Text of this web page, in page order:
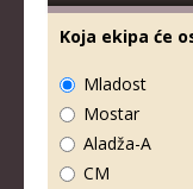
Koja ekipa će
Mladost
Mostar
Aladža-A
CM